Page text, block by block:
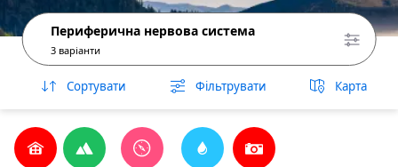
Периферична нервова система
3 варіанти
Сортувати Фільтрувати Карта